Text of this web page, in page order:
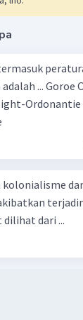
Wilde Scholen
dilihat dari ...